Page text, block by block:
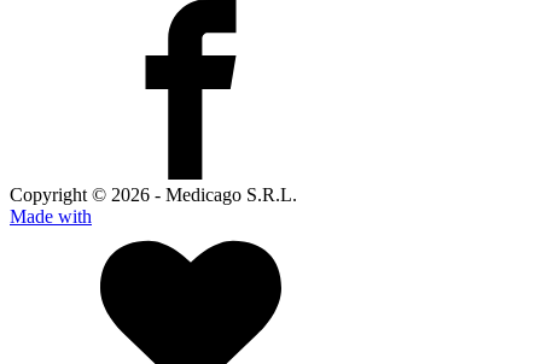
Copyright © 2026 - Medicago S.R.L.
Made with